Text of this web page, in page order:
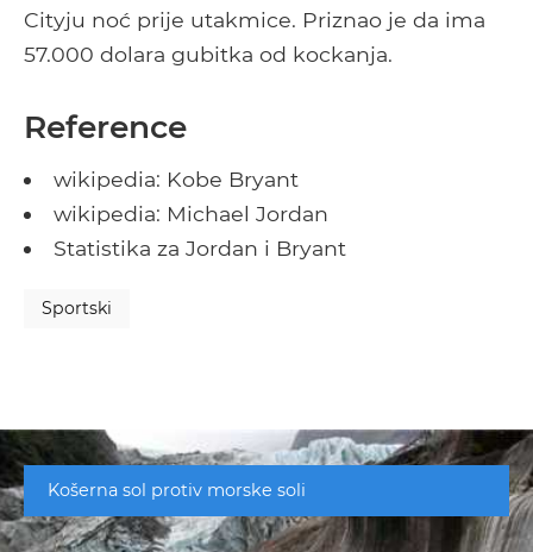
Cityju noć prije utakmice. Priznao je da ima
57.000 dolara gubitka od kockanja.
Reference
wikipedia: Kobe Bryant
wikipedia: Michael Jordan
Statistika za Jordan i Bryant
Sportski
Košerna sol protiv morske soli